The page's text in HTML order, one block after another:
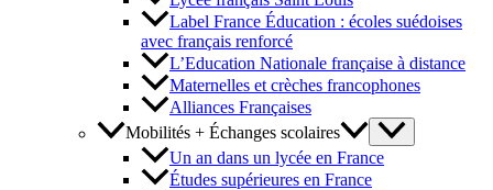
Label France Éducation : écoles suédoises
avec français renforcé
L’Education Nationale française à distance
Maternelles et crèches francophones
Alliances Françaises
Mobilités + Échanges scolaires
Un an dans un lycée en France
Études supérieures en France